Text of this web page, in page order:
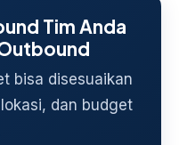
Tim Anda
bisa disesuaikan
dan budget